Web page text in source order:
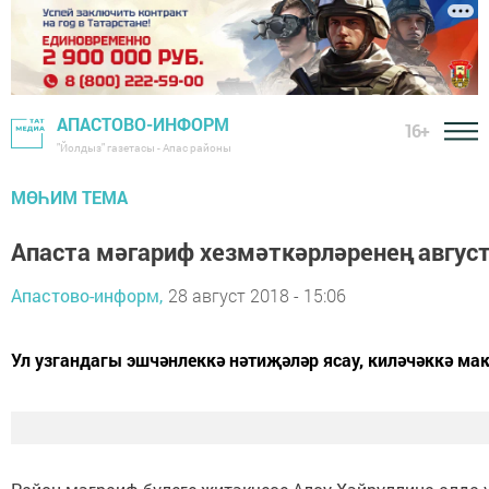
АПАСТОВО-ИНФОРМ
"Йолдыз" газетасы - Апас районы
16+
МӨҺИМ ТЕМА
Апаста мәгариф хезмәткәрләренең
Апастово-информ, 28 август 2018 - 15:06
Ул узгандагы эшчәнлеккә нәтиҗәләр ясау, киләчәккә